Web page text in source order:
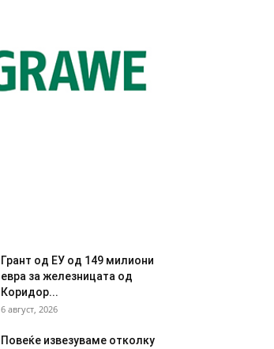
Грант од ЕУ од 149 милиони
евра за железницата од
Коридор...
6 август, 2026
Повеќе извезуваме отколку